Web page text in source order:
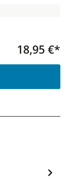
18,95 €*